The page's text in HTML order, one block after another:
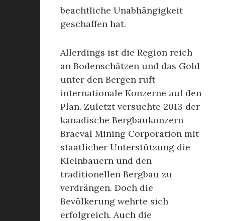
beachtliche Unabhängigkeit
geschaffen hat.
Allerdings ist die Region reich
an Bodenschätzen und das Gold
unter den Bergen ruft
internationale Konzerne auf den
Plan. Zuletzt versuchte 2013 der
kanadische Bergbaukonzern
Braeval Mining Corporation mit
staatlicher Unterstützung die
Kleinbauern und den
traditionellen Bergbau zu
verdrängen. Doch die
Bevölkerung wehrte sich
erfolgreich. Auch die